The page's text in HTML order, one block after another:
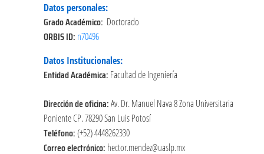
Datos personales:
Grado Académico: Doctorado
ORBIS ID: n70496
Datos Institucionales:
Entidad Académica: Facultad de Ingeniería
Dirección de oficina:Av. Dr. Manuel Nava 8 Zona Universitaria
Poniente CP. 78290 San Luis Potosí
Teléfono:(+52) 4448262330
Correo electrónico: hector.mendez@uaslp.mx